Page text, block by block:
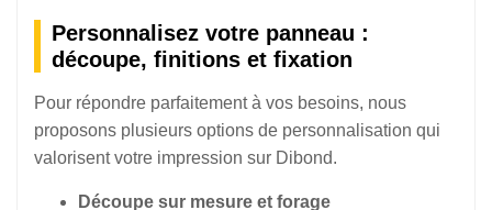
Personnalisez votre panneau :
découpe, finitions et fixation
Pour répondre parfaitement à vos besoins, nous
proposons plusieurs options de personnalisation qui
valorisent votre impression sur Dibond.
Découpe sur mesure et forage